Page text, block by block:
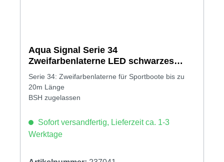
Aqua Signal Serie 34
Zweifarbenlaterne LED schwarzes
Gehäuse
Serie 34: Zweifarbenlaterne für Sportboote bis zu
20m Länge
BSH zugelassen
Sofort versandfertig, Lieferzeit ca. 1-3
Werktage